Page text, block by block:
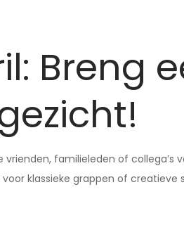
Breng
familieleden of collega’s
klassieke grappen of creatieve